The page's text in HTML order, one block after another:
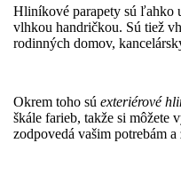
Hliníkové parapety sú ľahko
vlhkou handričkou. Sú tiež
rodinných domov,
Okrem toho sú exteriérové
škále farieb, takže si môžete
zodpovedá vašim potrebám a